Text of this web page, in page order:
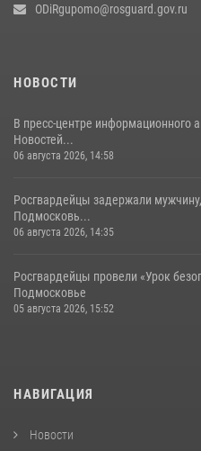
ODiRgupomo@rosguard.gov.ru
НОВОСТИ
В пресс-центре информационного
Новостей...
06 августа 2026, 14:58
Росгвардейцы задержали
Подмосковь...
06 августа 2026, 14:35
Росгвардейцы провели «Урок
Подмосковье
05 августа 2026, 15:52
НАВИГАЦИЯ
Новости